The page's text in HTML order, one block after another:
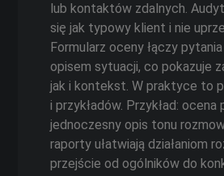
lub kontaktów zdalnych.
się jak typowy klient i nie
Formularz oceny łączy
opisem sytuacji, co pokazuje
jak i kontekst. W praktyce to
i przykładów. Przykład: ocena
jednoczesny opis tonu
raporty ułatwiają działaniom
przejście od ogólników do